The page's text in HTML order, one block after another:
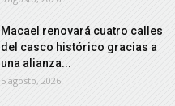
Macael renovará cuatro calles
del casco histórico gracias a
una alianza...
5 agosto, 2026